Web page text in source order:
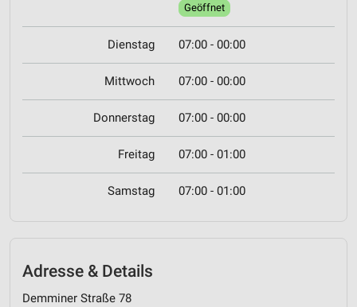
Geöffnet
Dienstag 07:00 - 00:00
Mittwoch 07:00 - 00:00
Donnerstag 07:00 - 00:00
Freitag 07:00 - 01:00
Samstag 07:00 - 01:00
Adresse & Details
Demminer Straße 78